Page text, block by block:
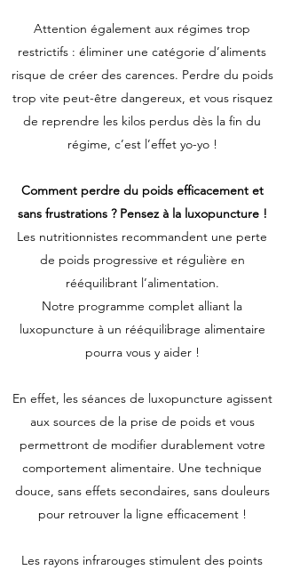
Attention également aux régimes trop
restrictifs : éliminer une catégorie d’aliments
risque de créer des carences. Perdre du poids
trop vite peut-être dangereux, et vous risquez
de reprendre les kilos perdus dès la fin du
régime, c’est l’effet yo-yo !
Comment perdre du poids efficacement et
sans frustrations ? Pensez à la luxopuncture !
Les nutritionnistes recommandent une perte
de poids progressive et régulière en
rééquilibrant l’alimentation.
Notre programme complet alliant la
luxopuncture à un rééquilibrage alimentaire
pourra vous y aider !
En effet, les séances de luxopuncture agissent
aux sources de la prise de poids et vous
permettront de modifier durablement votre
comportement alimentaire. Une technique
douce, sans effets secondaires, sans douleurs
pour retrouver la ligne efficacement !
Les rayons infrarouges stimulent des points